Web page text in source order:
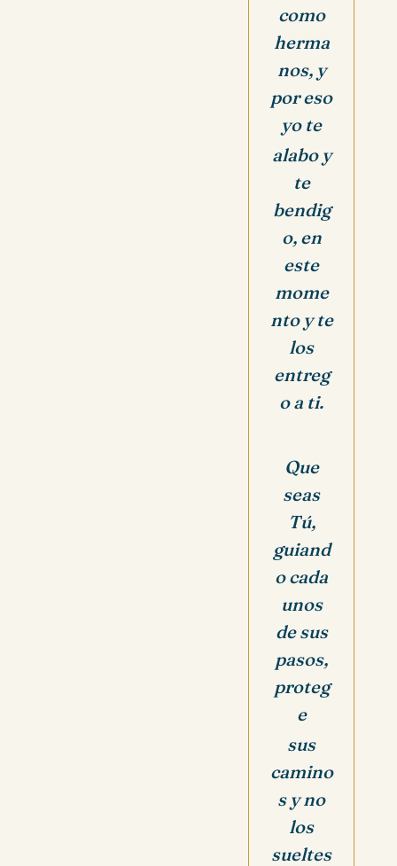
como
herma
nos, y
por eso
yo te
alabo y
te
bendig
o, en
este
mome
nto y te
los
entreg
o a ti.
Que
seas
Tú,
guiand
o cada
unos
de sus
pasos,
proteg
e
sus
camino
s y no
los
sueltes